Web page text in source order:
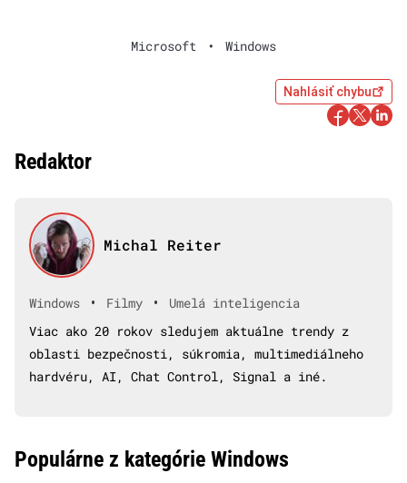
Microsoft • Windows
Nahlásiť chybu
Redaktor
Michal Reiter
Windows • Filmy •
Umelá inteligencia
Viac ako 20 rokov sledujem aktuálne trendy z
oblasti bezpečnosti, súkromia, multimediálneho
hardvéru, AI, Chat Control, Signal a iné.
Populárne z kategórie Windows